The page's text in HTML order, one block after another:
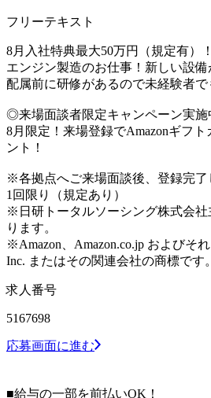
フリーテキスト
8月入社特典最大50万円（規定有）
エンジン製造のお仕事！新しい設備
配属前に研修があるので未経験者で
◎来場面談者限定キャンペーン実施
8月限定！来場登録でAmazonギフ
ント！
※各拠点へご来場面談後、登録完
1回限り（規定あり）
※日研トータルソーシング株式会
ります。
※Amazon、Amazon.co.jp およびそ
Inc. またはその関連会社の商標です。
求人番号
5167698
応募画面に進む
■給与の一部を前払いOK！